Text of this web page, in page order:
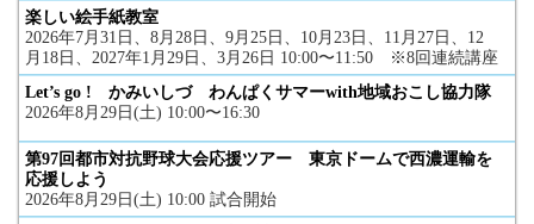
楽しい絵手紙教室
2026年7月31日、8月28日、9月25日、10月23日、11月27日、12
月18日、2027年1月29日、3月26日 10:00〜11:50 ※8回連続講座
Let’s go ! かみいしづ わんぱくサマーwith地域おこし協力隊
2026年8月29日(土) 10:00〜16:30
第97回都市対抗野球大会応援ツアー 東京ドームで西濃運輸を
応援しよう
2026年8月29日(土) 10:00 試合開始